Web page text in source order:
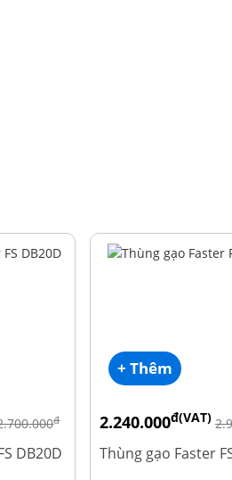
đ
DB20D
+ Thêm
2.240.000đ(VAT)
Thùng gạo Faster